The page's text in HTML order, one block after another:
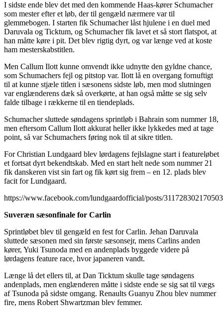
I sidste ende blev det med den kommende Haas-kører Schumacher
som mester efter et løb, der til gengæld nærmere var til
glemmebogen. I starten fik Schumacher låst hjulene i en duel med
Daruvala og Ticktum, og Schumacher fik lavet et så stort flatspot, at
han måtte køre i pit. Det blev rigtig dyrt, og var længe ved at koste
ham mesterskabstitlen.
Men Callum Ilott kunne omvendt ikke udnytte den gyldne chance,
som Schumachers fejl og pitstop var. Ilott lå en overgang fornuftigt
til at kunne stjæle titlen i sæsonens sidste løb, men mod slutningen
var englænderens dæk så overkørte, at han også måtte se sig selv
falde tilbage i rækkerne til en tiendeplads.
Schumacher sluttede søndagens sprintløb i Bahrain som nummer 18,
men eftersom Callum Ilott akkurat heller ikke lykkedes med at tage
point, så var Schumachers føring nok til at sikre titlen.
For Christian Lundgaard blev lørdagens fejlslagne start i featureløbet
et fortsat dyrt bekendtskab. Med en start helt nede som nummer 21
fik danskeren vist sin fart og fik kørt sig frem – en 12. plads blev
facit for Lundgaard.
https://www.facebook.com/lundgaardofficial/posts/
Suveræn sæsonfinale for Carlin
Sprintløbet blev til gengæld en fest for Carlin. Jehan Daruvala
sluttede sæsonen med sin første sæsonsejr, mens Carlins anden
kører, Yuki Tsunoda med en andenplads byggede videre på
lørdagens feature race, hvor japaneren vandt.
Længe lå det ellers til, at Dan Ticktum skulle tage søndagens
andenplads, men englænderen måtte i sidste ende se sig sat til vægs
af Tsunoda på sidste omgang. Renaults Guanyu Zhou blev nummer
fire, mens Robert Shwartzman blev femmer.